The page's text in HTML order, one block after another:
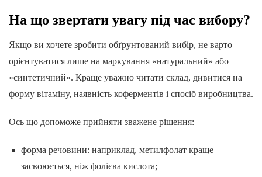
На що звертати увагу під час вибору?
Якщо ви хочете зробити обґрунтований вибір, не варто
орієнтуватися лише на маркування «натуральний» або
«синтетичний». Краще уважно читати склад, дивитися на
форму вітаміну, наявність коферментів і спосіб виробництва.
Ось що допоможе прийняти зважене рішення:
форма речовини: наприклад, метилфолат краще
засвоюється, ніж фолієва кислота;